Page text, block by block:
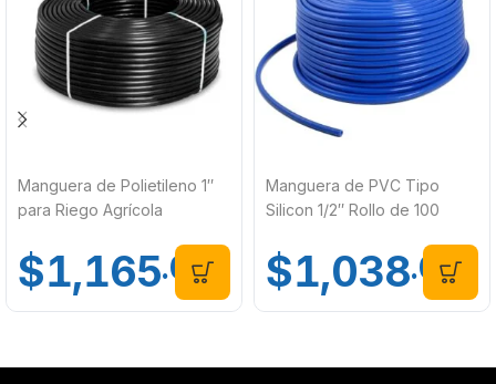
Manguera de Polietileno 1″
para Riego Agrícola
Enterrada Rollo de 100
Metros
$1,165.00
Manguera de PVC Tipo
Silicon 1/2″ Rollo de 100
$1,038.00